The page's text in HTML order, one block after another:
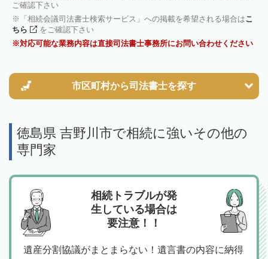
ご確認下さい
「相続会議司法書士検索サービス」への掲載を希望される場合はこ
ちら
をご確認下さい
対応可能な業務内容は直接司法書士事務所にお問い合わせください
市区町村から司法書士を探す
徳島県 吉野川市で相続に強いその他の
専門家
相続トラブルが発
生している場合は
要注意！！
遺産分割協議がまとまらない！遺言書の内容に納得